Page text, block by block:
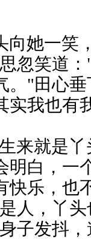
她一笑
忽笑道
。"田心
实我也有
来就是丫
明白，一
快乐，也
人，丫
子发抖